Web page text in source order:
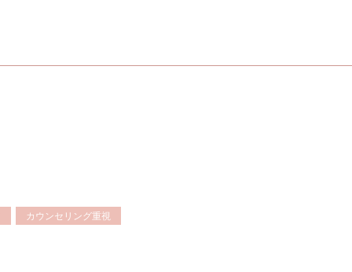
カウンセリング重視